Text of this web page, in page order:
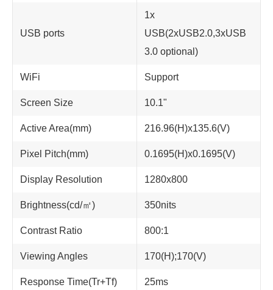
USB ports
1x
USB(2xUSB2.0,3xUSB
3.0 optional)
WiFi Support
Screen Size 10.1"
Active Area(mm) 216.96(H)x135.6(V)
Pixel Pitch(mm) 0.1695(H)x0.1695(V)
Display Resolution 1280x800
Brightness(cd/㎡) 350nits
Contrast Ratio 800:1
Viewing Angles 170(H);170(V)
Response Time(Tr+Tf) 25ms